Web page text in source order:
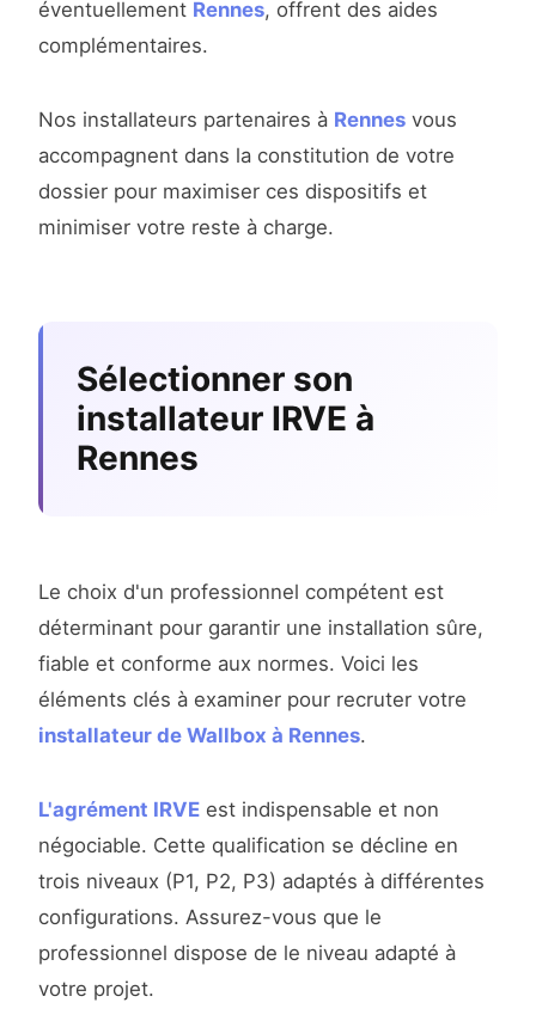
éventuellement Rennes, offrent des aides
complémentaires.
Nos installateurs partenaires à Rennes vous
accompagnent dans la constitution de votre
dossier pour maximiser ces dispositifs et
minimiser votre reste à charge.
Sélectionner son
installateur IRVE à
Rennes
Le choix d'un professionnel compétent est
déterminant pour garantir une installation sûre,
fiable et conforme aux normes. Voici les
éléments clés à examiner pour recruter votre
installateur de Wallbox à Rennes.
L'agrément IRVE est indispensable et non
négociable. Cette qualification se décline en
trois niveaux (P1, P2, P3) adaptés à différentes
configurations. Assurez-vous que le
professionnel dispose de le niveau adapté à
votre projet.